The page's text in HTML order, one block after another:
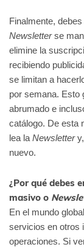
Finalmente,
Newsletterse
elimine la
recibiendo
se limitan a
por semana. Esto
abrumado e
catálogo. De esta
lea la Newslettery,
nuevo.
¿Por qué debes
masivo o
En el mundo
servicios en otros
operaciones. Si